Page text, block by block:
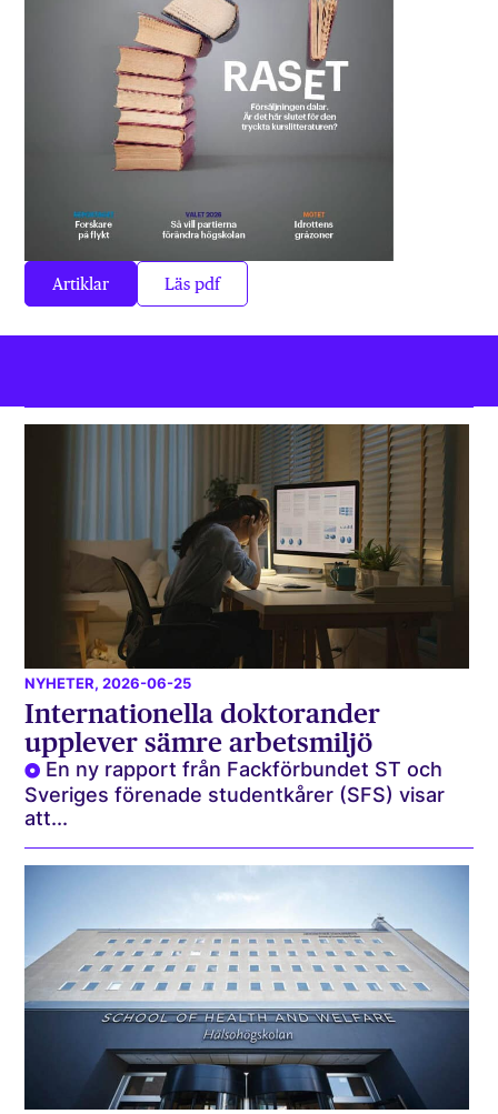
Artiklar Läs pdf
NYHETER, 2026-06-25
Internationella doktorander
upplever sämre arbetsmiljö
En ny rapport från Fackförbundet ST och
Sveriges förenade studentkårer (SFS) visar
att...